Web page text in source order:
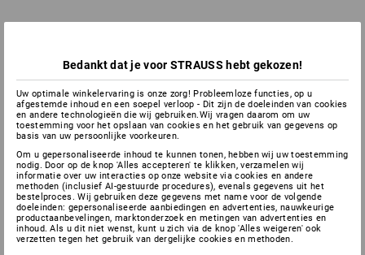
Bedankt dat je voor STRAUSS hebt gekozen!
Uw optimale winkelervaring is onze zorg! Probleemloze functies, op u
afgestemde inhoud en een soepel verloop - Dit zijn de doeleinden van cookies
en andere technologieën die wij gebruiken.Wij vragen daarom om uw
toestemming voor het opslaan van cookies en het gebruik van gegevens op
basis van uw persoonlijke voorkeuren.
Om u gepersonaliseerde inhoud te kunnen tonen, hebben wij uw toestemming
nodig. Door op de knop 'Alles accepteren' te klikken, verzamelen wij
informatie over uw interacties op onze website via cookies en andere
methoden (inclusief AI-gestuurde procedures), evenals gegevens uit het
bestelproces. Wij gebruiken deze gegevens met name voor de volgende
doeleinden: gepersonaliseerde aanbiedingen en advertenties, nauwkeurige
productaanbevelingen, marktonderzoek en metingen van advertenties en
inhoud. Als u dit niet wenst, kunt u zich via de knop 'Alles weigeren' ook
verzetten tegen het gebruik van dergelijke cookies en methoden.